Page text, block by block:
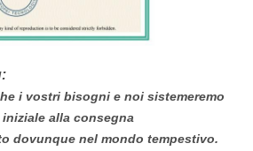
i vostri bisogni e noi sistemeremo
alla consegna
dovunque nel mondo tempestivo.